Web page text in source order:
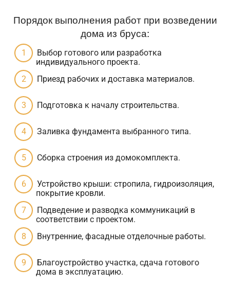
Порядок выполнения работ при возведении
дома из бруса:
Выбор готового или разработка
индивидуального проекта.
Приезд рабочих и доставка материалов.
Подготовка к началу строительства.
Заливка фундамента выбранного типа.
Сборка строения из домокомплекта.
Устройство крыши: стропила, гидроизоляция,
покрытие кровли.
Подведение и разводка коммуникаций в
соответствии с проектом.
Внутренние, фасадные отделочные работы.
Благоустройство участка, сдача готового
дома в эксплуатацию.